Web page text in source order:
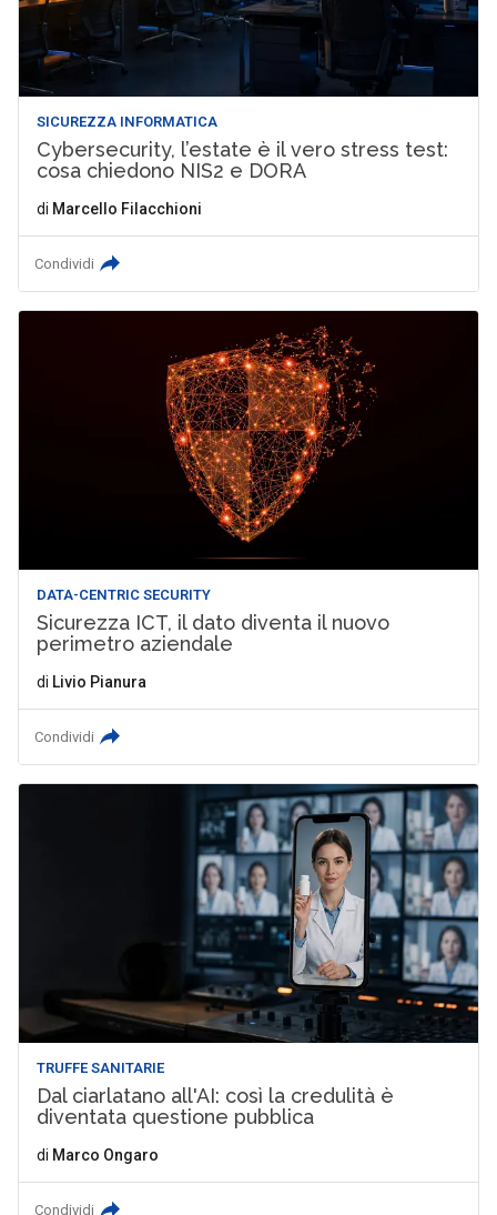
SICUREZZA INFORMATICA
Cybersecurity, l’estate è il vero stress test:
cosa chiedono NIS2 e DORA
di Marcello Filacchioni
Condividi
DATA-CENTRIC SECURITY
Sicurezza ICT, il dato diventa il nuovo
perimetro aziendale
di Livio Pianura
Condividi
TRUFFE SANITARIE
Dal ciarlatano all'AI: così la credulità è
diventata questione pubblica
di Marco Ongaro
Condividi